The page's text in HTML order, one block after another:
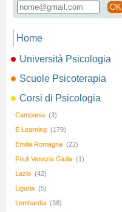
OK
Home
Università Psicologia
Scuole Psicoterapia
Corsi di Psicologia
Campania (3)
E Learning (179)
Emilia Romagna (22)
Friuli Venezia Giulia (1)
Lazio (42)
Liguria (5)
Lombardia (38)